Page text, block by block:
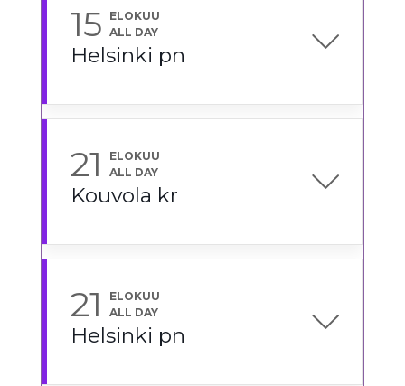
15
ELOKUU
ALL DAY
Helsinki pn
21
ELOKUU
ALL DAY
Kouvola kr
21
ELOKUU
ALL DAY
Helsinki pn